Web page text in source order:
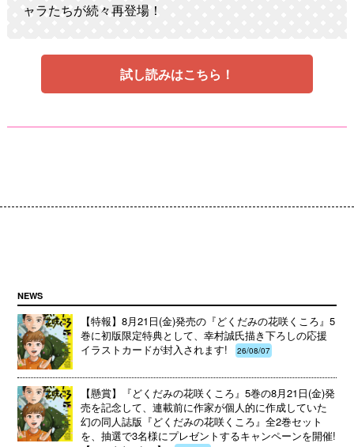
ャラたちが続々再登場！
試し読みはこちら！
NEWS
【特報】8月21日(金)発売の『どくだみの花咲くころ』5
巻に初版限定特典として、幸村誠氏描き下ろしの応援
イラストカードが封入されます!
26/08/07
【懸賞】『どくだみの花咲くころ』5巻の8月21日(金)発
売を記念して、連載前に作家が個人的に作成していた
幻の同人誌版『どくだみの花咲くころ』全2巻セット
を、抽選で3名様にプレゼントするキャンペーンを開催!